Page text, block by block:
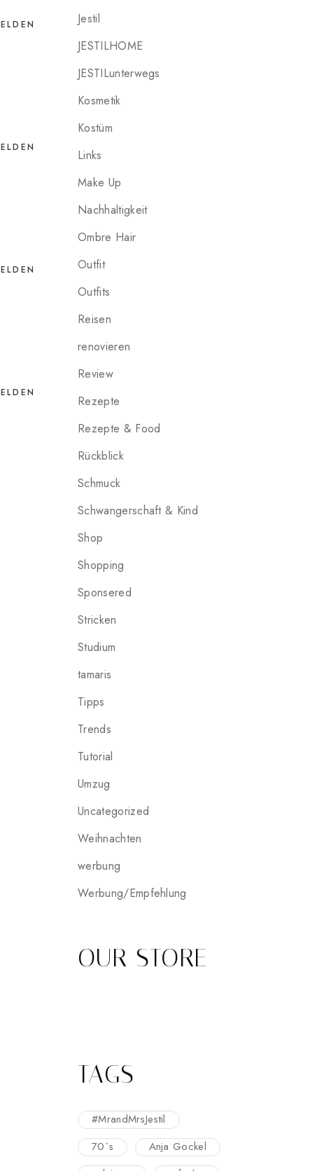
Jestil
JESTILHOME
JESTILunterwegs
Kosmetik
Kostüm
Links
Make Up
Nachhaltigkeit
Ombre Hair
Outfit
Outfits
Reisen
renovieren
Review
Rezepte
Rezepte & Food
Rückblick
Schmuck
Schwangerschaft & Kind
Shop
Shopping
Sponsered
Stricken
Studium
tamaris
Tipps
Trends
Tutorial
Umzug
Uncategorized
Weihnachten
werbung
Werbung/Empfehlung
OUR STORE
TAGS
#MrandMrsJestil
70`s
Anja Gockel